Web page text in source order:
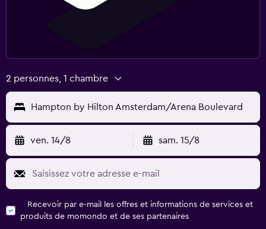
2 personnes, 1 chambre
Hampton by Hilton Amsterdam/Arena Boulevard
ven. 14/8 sam. 15/8
Recevoir par e-mail les offres et informations de services et
produits de momondo et de ses partenaires